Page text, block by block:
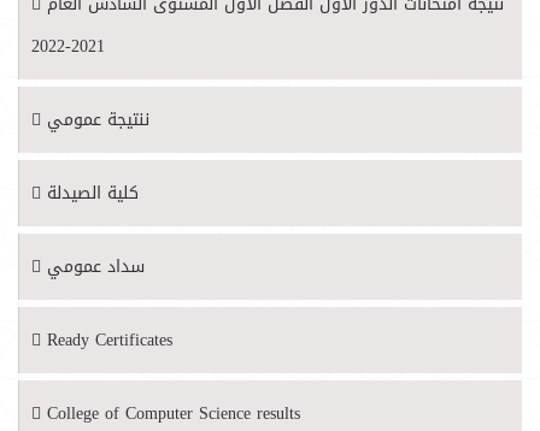
2021-2022
ننتيجة عمومي
كلية الصيدلة
سداد عمومي
Ready Certificates
College of Computer Science results